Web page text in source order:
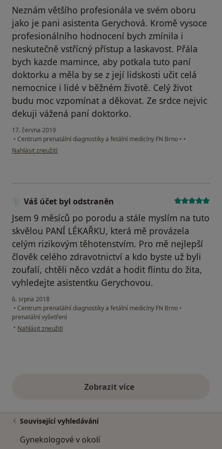
Neznám většího profesionála ve svém oboru
jako je pani asistenta Gerychová. Kromě vysoce
profesionálního hodnocení bych zmínila i
neskutečně vstřícný přístup a laskavost. Přála
bych kazde mamince, aby potkala tuto paní
doktorku a měla by se z její lidskosti učit celá
nemocnice i lidé v běžném životě. Celý život
budu moc vzpomínat a děkovat. Ze srdce nejvic
dekuji vážená paní doktorko.
17. června 2019
• Centrum prenatální diagnostiky a fetální medicíny FN Brno • •
podle názoru uživatele Váš účet byl odstraněn
Nahlásit zneužití
Váš účet byl odstraněn
Jsem 9 měsíců po porodu a stále myslím na tuto
skvělou PANÍ LÉKAŘKU, která mě provázela
celým rizikovým těhotenstvím. Pro mě nejlepší
člověk celého zdravotnictví a kdo byste už byli
zoufalí, chtěli něco vzdát a hodit flintu do žita,
vyhledejte asistentku Gerychovou.
6. srpna 2018
• Centrum prenatální diagnostiky a fetální medicíny FN Brno •
prenatální vyšetření
• podle názoru uživatele Váš účet byl odstraněn
Nahlásit zneužití
Zobrazit vícevýše uvedené názory
Související vyhledávání
Gynekologové v okolí